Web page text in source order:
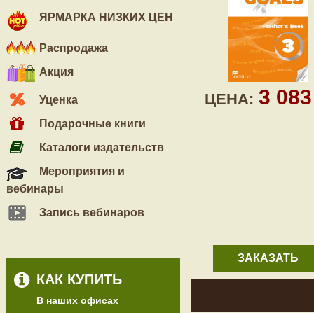
ЯРМАРКА НИЗКИХ ЦЕН
Распродажа
Акция
Уценка
Подарочные книги
Каталоги издательств
Мероприятия и
вебинары
Запись вебинаров
КАК КУПИТЬ
В наших офисах
ЦЕНА: 3
ЗАКАЗАТЬ